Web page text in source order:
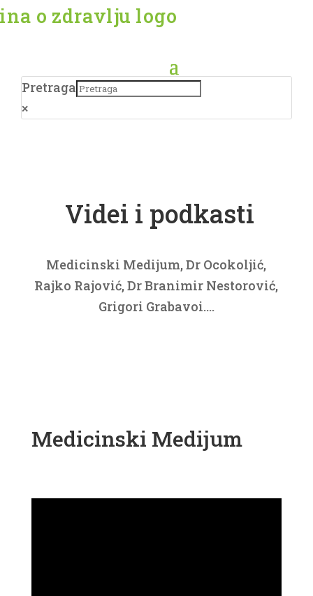
Pretraga
×
Videi i podkasti
Medicinski Medijum, Dr Ocokoljić,
Rajko Rajović, Dr Branimir Nestorović,
Grigori Grabavoi….
Medicinski Medijum